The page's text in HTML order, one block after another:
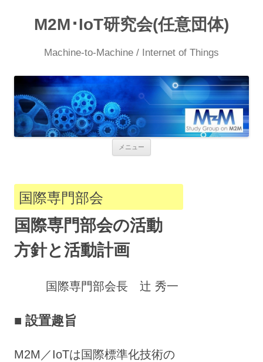
M2M･IoT研究会(任意団体)
Machine-to-Machine / Internet of Things
メニュー
キ
ッ
プ
国際専門部会
国際専門部会の活動
方針と活動計画
国際専門部会長 辻 秀一
■ 設置趣旨
M2M／IoTは国際標準化技術の